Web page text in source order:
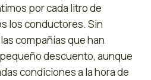
por cada litro de
los conductores. Sin
compañías que han
descuento, aunque
condiciones a la hora de